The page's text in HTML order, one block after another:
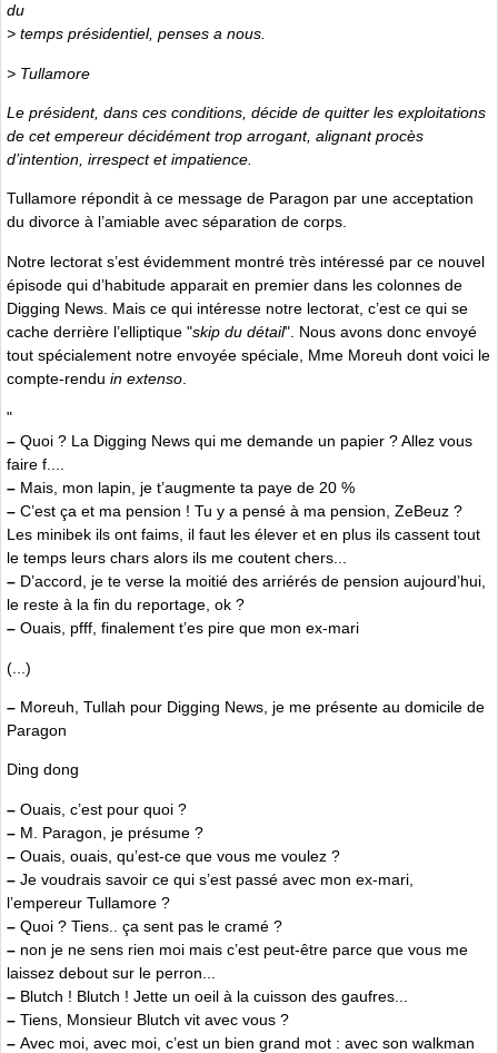
du
> temps présidentiel, penses a nous.
> Tullamore
Le président, dans ces conditions, décide de quitter les exploitations
de cet empereur décidément trop arrogant, alignant procès
d’intention, irrespect et impatience.
Tullamore répondit à ce message de Paragon par une acceptation
du divorce à l’amiable avec séparation de corps.
Notre lectorat s’est évidemment montré très intéressé par ce nouvel
épisode qui d’habitude apparait en premier dans les colonnes de
Digging News. Mais ce qui intéresse notre lectorat, c’est ce qui se
cache derrière l’elliptique "skip du détail". Nous avons donc envoyé
tout spécialement notre envoyée spéciale, Mme Moreuh dont voici le
compte-rendu in extenso
"
– Quoi ? La Digging News qui me demande un papier ? Allez vous
faire f....
– Mais, mon lapin, je t’augmente ta paye de 20 %
– C’est ça et ma pension ! Tu y a pensé à ma pension, ZeBeuz ?
Les minibek ils ont faims, il faut les élever et en plus ils cassent tout
le temps leurs chars alors ils me coutent chers...
– D’accord, je te verse la moitié des arriérés de pension aujourd’hui,
le reste à la fin du reportage, ok ?
– Ouais, pfff, finalement t’es pire que mon ex-mari
(...)
– Moreuh, Tullah pour Digging News, je me présente au domicile de
Paragon
Ding dong
– Ouais, c’est pour quoi ?
– M. Paragon, je présume ?
– Ouais, ouais, qu’est-ce que vous me voulez ?
– Je voudrais savoir ce qui s’est passé avec mon ex-mari,
l’empereur Tullamore ?
– Quoi ? Tiens.. ça sent pas le cramé ?
– non je ne sens rien moi mais c’est peut-être parce que vous me
laissez debout sur le perron...
– Blutch ! Blutch ! Jette un oeil à la cuisson des gaufres...
– Tiens, Monsieur Blutch vit avec vous ?
– Avec moi, avec moi, c’est un bien grand mot : avec son walkman